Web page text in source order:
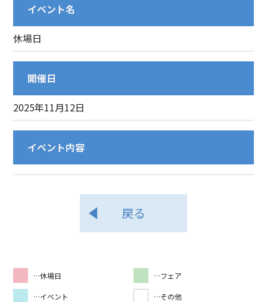
イベント名
休場日
開催日
2025年11月12日
イベント内容
戻る
…休場日 …フェア
…イベント …その他